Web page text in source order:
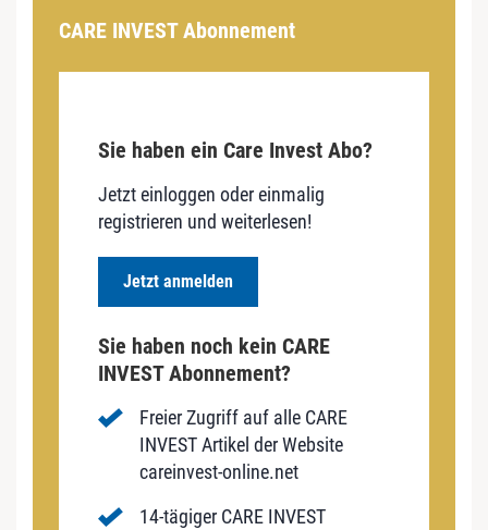
CARE INVEST Abonnement
Sie haben ein Care Invest Abo?
Jetzt einloggen oder einmalig
registrieren und weiterlesen!
Jetzt anmelden
Sie haben noch kein CARE
INVEST Abonnement?
Freier Zugriff auf alle CARE
INVEST Artikel der Website
careinvest-online.net
14-tägiger CARE INVEST